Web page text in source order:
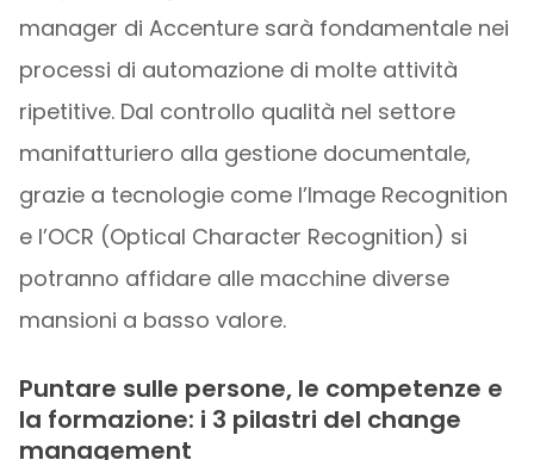
manager di Accenture sarà fondamentale nei
processi di automazione di molte attività
ripetitive. Dal controllo qualità nel settore
manifatturiero alla gestione documentale,
grazie a tecnologie come l’Image Recognition
e l’OCR (Optical Character Recognition) si
potranno affidare alle macchine diverse
mansioni a basso valore.
Puntare sulle persone, le competenze e
la formazione: i 3 pilastri del change
management